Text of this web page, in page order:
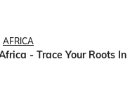
AFRICA
- Trace Your Roots In